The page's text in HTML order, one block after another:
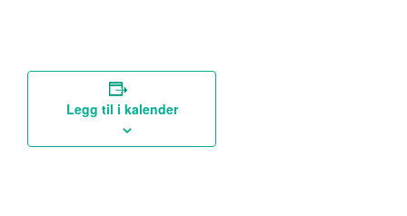
Legg til i kalender